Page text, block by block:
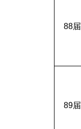
88届
89届